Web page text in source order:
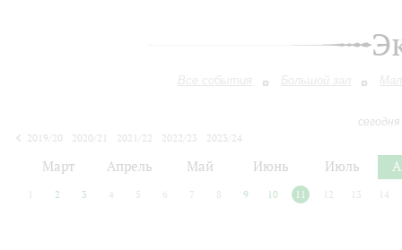
Все события Большой зал
2019/20
2020/21 2021/22 2022/23
2023/24
Март Апрель Май Июнь Июль
2 3 4 5 6 7 8 9 10 11 12 13 14